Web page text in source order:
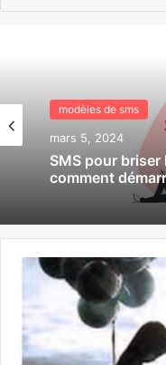
modèles de sms
mars 5, 2024
SMS pour
comment
modèles de sms
février 28, 2024
Sms j’ai rêvé de